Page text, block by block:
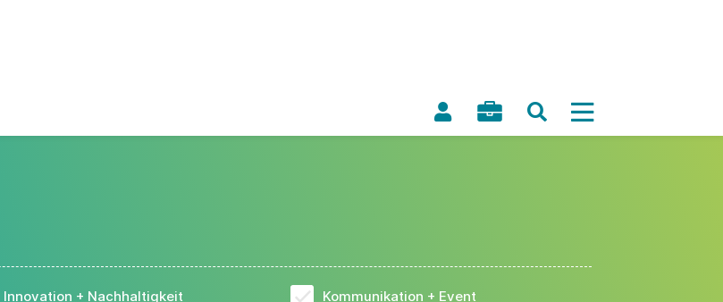
Innovation + Nachhaltigkeit
Kommunikation + Event